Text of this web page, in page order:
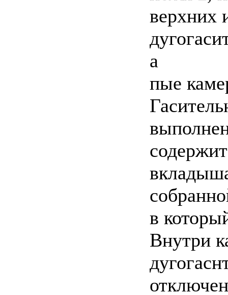
верхних
а
пые
в
Внутри